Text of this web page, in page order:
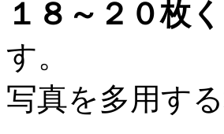
１８～２０枚
す。
写真を多用す